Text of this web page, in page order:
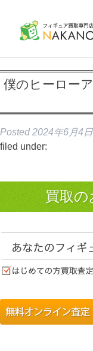
僕のヒーロー
Posted 2024年6月4日
filed under:
買取